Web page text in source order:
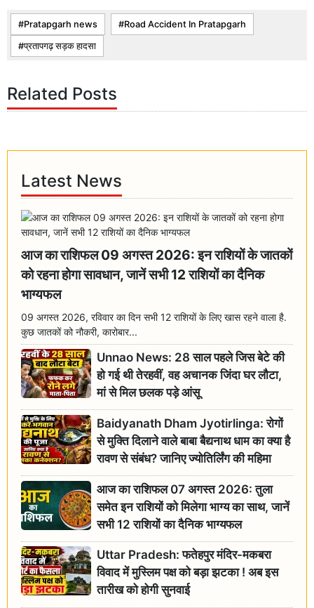
Pratapgarh news Road Accident In Pratapgarh
प्रतापगढ़ सड़क हादसा
Related Posts
Latest News
आज का राशिफल 09 अगस्त 2026: इन राशियों के जातकों
को रहना होगा सावधान, जानें सभी 12 राशियों का दैनिक
भाग्यफल
09 अगस्त 2026, रविवार का दिन सभी 12 राशियों के लिए खास रहने वाला है.
कुछ जातकों को नौकरी, कारोबार...
Unnao News: 28 साल पहले जिस बेटे की
हो गई थी तेरहवीं, वह अचानक जिंदा घर लौटा,
मां से मिल छलक पड़े आंसू
Baidyanath Dham Jyotirlinga: रोगों
से मुक्ति दिलाने वाले बाबा बैद्यनाथ धाम का क्या है
रावण से संबंध? जानिए ज्योतिर्लिंग की महिमा
आज का राशिफल 07 अगस्त 2026: तुला
समेत इन राशियों को मिलेगा भाग्य का साथ, जानें
सभी 12 राशियों का दैनिक भाग्यफल
Uttar Pradesh: फतेहपुर मंदिर-मकबरा
विवाद में मुस्लिम पक्ष को बड़ा झटका ! अब इस
तारीख को होगी सुनवाई